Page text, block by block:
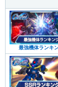
最強機体ランキ